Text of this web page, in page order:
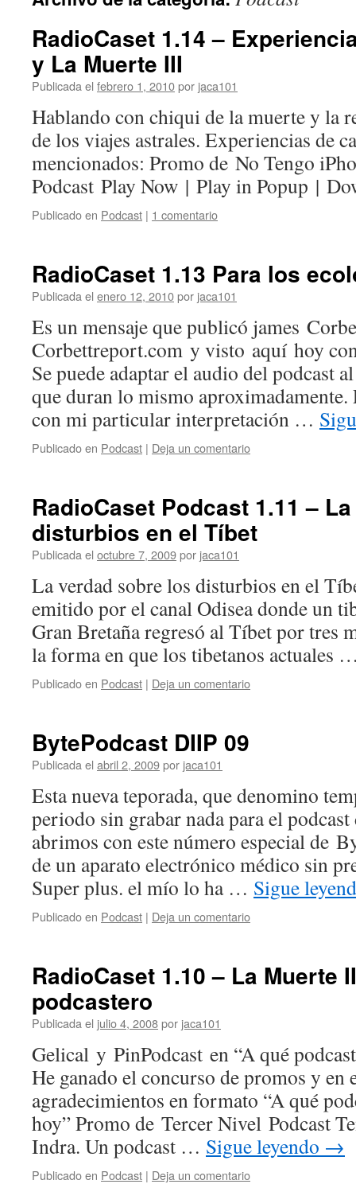
RadioCaset 1.14 –
y La Muerte III
Publicada el febrero 1, 2010por jaca101
Hablando con chiqui de la muerte y la
de los viajes astrales. Experiencias de
mencionados: Promo de No Tengo
Podcast Play Now | Play in Popup |
Publicado en Podcast | 1 comentario
RadioCaset 1.13 Para los
Publicada el enero 12, 2010por jaca101
Es un mensaje que publicó james
Corbettreport.com y visto aquí hoy
Se puede adaptar el audio del podcast
que duran lo mismo
con mi particular interpretación …
Publicado en Podcast | Deja un comentario
RadioCaset Podcast 1.11 –
disturbios en el Tí­bet
Publicada el octubre 7, 2009por jaca101
La verdad sobre los disturbios en el
emitido por el canal Odisea donde un
Gran Bretaña regresó al Tí­bet por tres
la forma en que los tibetanos actuales
Publicado en Podcast | Deja un comentario
BytePodcast DIIP 09
Publicada el abril 2, 2009por jaca101
Esta nueva teporada, que denomino
periodo sin grabar nada para el
abrimos con este número especial de
de un aparato electrónico médico sin
Super plus. el mí­o lo ha … Sigue
Publicado en Podcast | Deja un comentario
RadioCaset 1.10 – La Muerte
podcastero
Publicada el julio 4, 2008por jaca101
Gelical y PinPodcast en “A qué
He ganado el concurso de promos y en
agradecimientos en formato “A qué
hoy” Promo de Tercer Nivel Podcast
Indra. Un podcast … Sigue leyendo →
Publicado en Podcast | Deja un comentario